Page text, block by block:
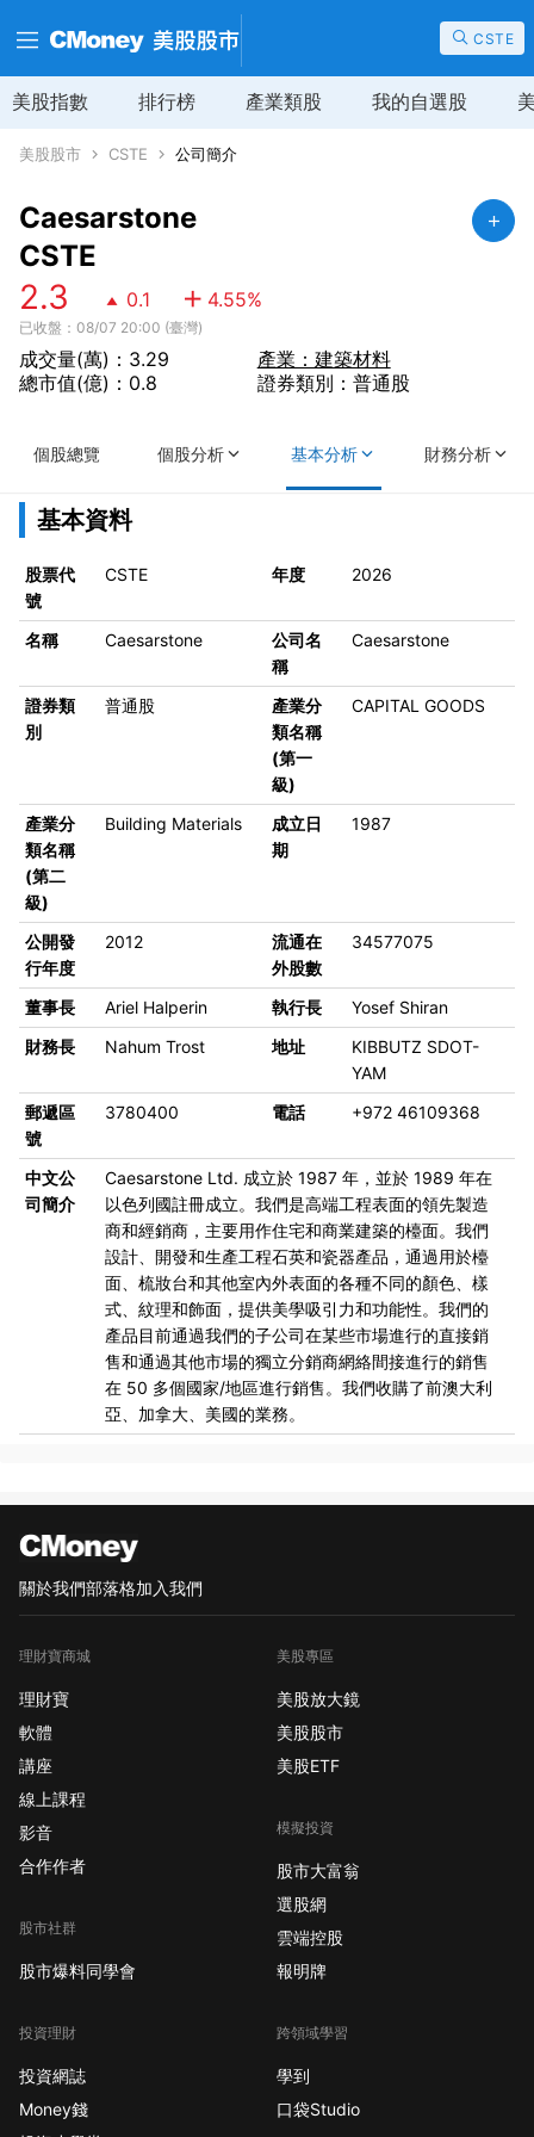
CSTE
美股指數 排行榜 產業類股 我的自選股
美股股市 CSTE 公司簡介
Caesarstone
CSTE
2.3 0.1 4.55%
已收盤：08/07 20:00 (臺灣)
成交量(萬)：3.29
總市值(億)：0.8
產業：建築材料
證券類別：普通股
個股總覽 個股分析 基本分析 財務分析
基本資料
股票代
號
CSTE 年度 2026
名稱 Caesarstone
公司名
稱
Caesarstone
證券類
別
普通股
產業分
類名稱
(第一
級)
CAPITAL GOODS
產業分
類名稱
(第二
級)
Building Materials
成立日
期
1987
公開發
行年度
2012
流通在
外股數
34577075
董事長 Ariel Halperin 執行長
Yosef Shiran
財務長
Nahum Trost 地址
KIBBUTZ SDOT-
YAM
郵遞區
號
3780400 電話 +972 46109368
中文公
司簡介
Caesarstone Ltd. 成立於 1987 年，並於 1989 年在
以色列國註冊成立。我們是高端工程表面的領先製造
商和經銷商，主要用作住宅和商業建築的檯面。我們
設計、開發和生產工程石英和瓷器產品，通過用於檯
面、梳妝台和其他室內外表面的各種不同的顏色、樣
式、紋理和飾面，提供美學吸引力和功能性。我們的
產品目前通過我們的子公司在某些市場進行的直接銷
售和通過其他市場的獨立分銷商網絡間接進行的銷售
在 50 多個國家/地區進行銷售。我們收購了前澳大利
亞、加拿大、美國的業務。
關於我們部落格加入我們
理財寶商城
理財寶
軟體
講座
線上課程
影音
合作作者
股市社群
股市爆料同學會
投資理財
投資網誌
Money錢
美股專區
美股放大鏡
美股股市
美股ETF
模擬投資
股市大富翁
選股網
雲端控股
報明牌
跨領域學習
學到
口袋Studio